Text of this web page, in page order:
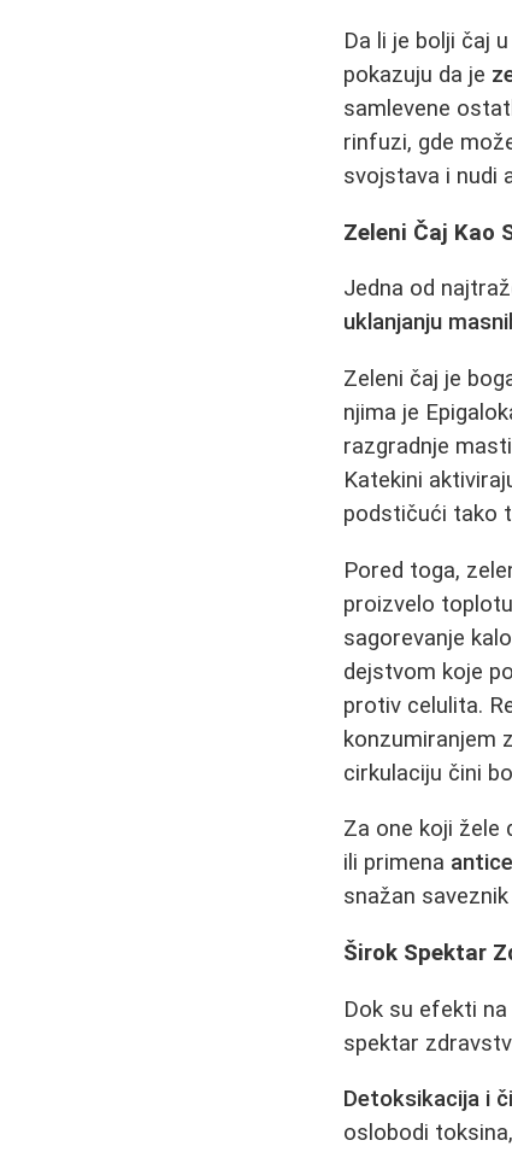
Da li je bolji čaj
pokazuju da je
samlevene
rinfuzi, gde
svojstava i nudi
Zeleni Čaj Kao
Jedna od
uklanjanju
Zeleni čaj je
njima je
razgradnje
Katekini
podstičući tako
Pored toga,
proizvelo
sagorevanje
dejstvom koje
protiv celulita.
konzumiranjem
cirkulaciju čini
Za one koji žele
ili primena
snažan
Širok Spektar
Dok su efekti na
spektar
Detoksikacija i
oslobodi